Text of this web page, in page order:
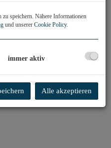
speichern. Nähere Informationen
und unserer Cookie Policy.
immer aktiv
Alle akzeptieren